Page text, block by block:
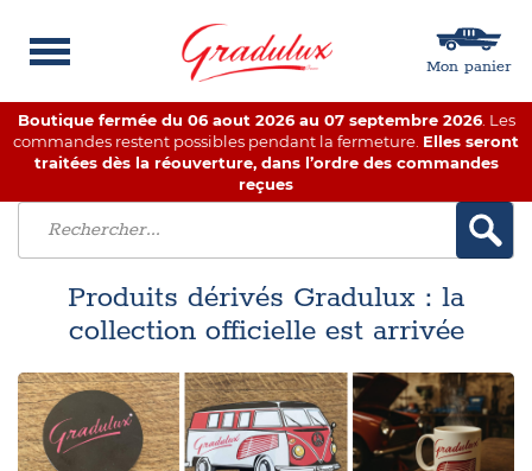
Mon panier
Boutique fermée du 06 aout 2026 au 07 septembre 2026. Les
commandes restent possibles pendant la fermeture. Elles seront
traitées dès la réouverture, dans l’ordre des commandes
reçues
Produits dérivés Gradulux : la
collection officielle est arrivée